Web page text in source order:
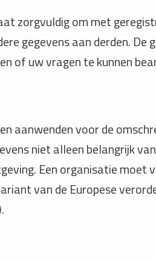
zorgvuldig om met
gegevens aan derden.
of uw vragen te kunnen
aanwenden voor de
niet alleen belangrijk
Een organisatie moet
van de Europese